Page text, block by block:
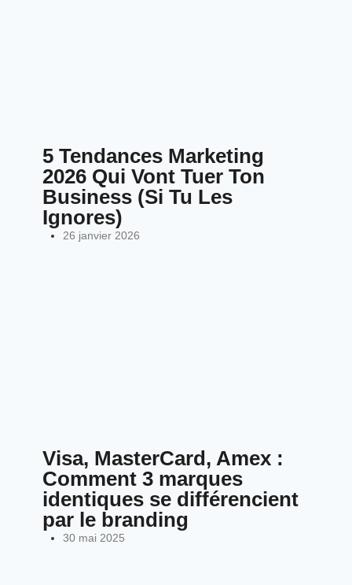
5 Tendances Marketing
2026 Qui Vont Tuer Ton
Business (Si Tu Les
Ignores)
26 janvier 2026
Visa, MasterCard, Amex :
Comment 3 marques
identiques se différencient
par le branding
30 mai 2025